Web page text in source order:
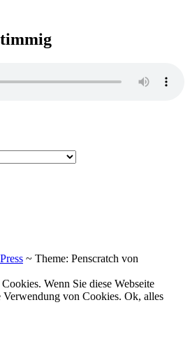
~ Theme: Penscratch von
Wenn Sie diese Webseite
Verwendung von Cookies. Ok, alles